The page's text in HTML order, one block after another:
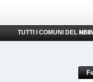
TUTTI I COMUNI DEL